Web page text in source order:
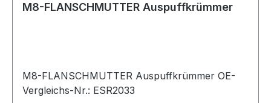
M8-FLANSCHMUTTER Auspuffkrümmer
M8-FLANSCHMUTTER Auspuffkrümmer OE-
Vergleichs-Nr.: ESR2033